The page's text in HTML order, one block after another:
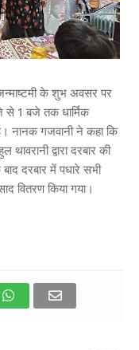
के शुभ अवसर पर
से 1 बजे तक धार्मिक
नानक गजवानी ने कहा कि
द्वारा दरबार की
दरबार में पधारे सभी
वितरण किया गया।